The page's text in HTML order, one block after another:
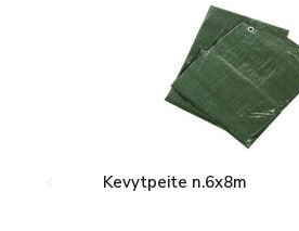
Kevytpeite n.6x8m